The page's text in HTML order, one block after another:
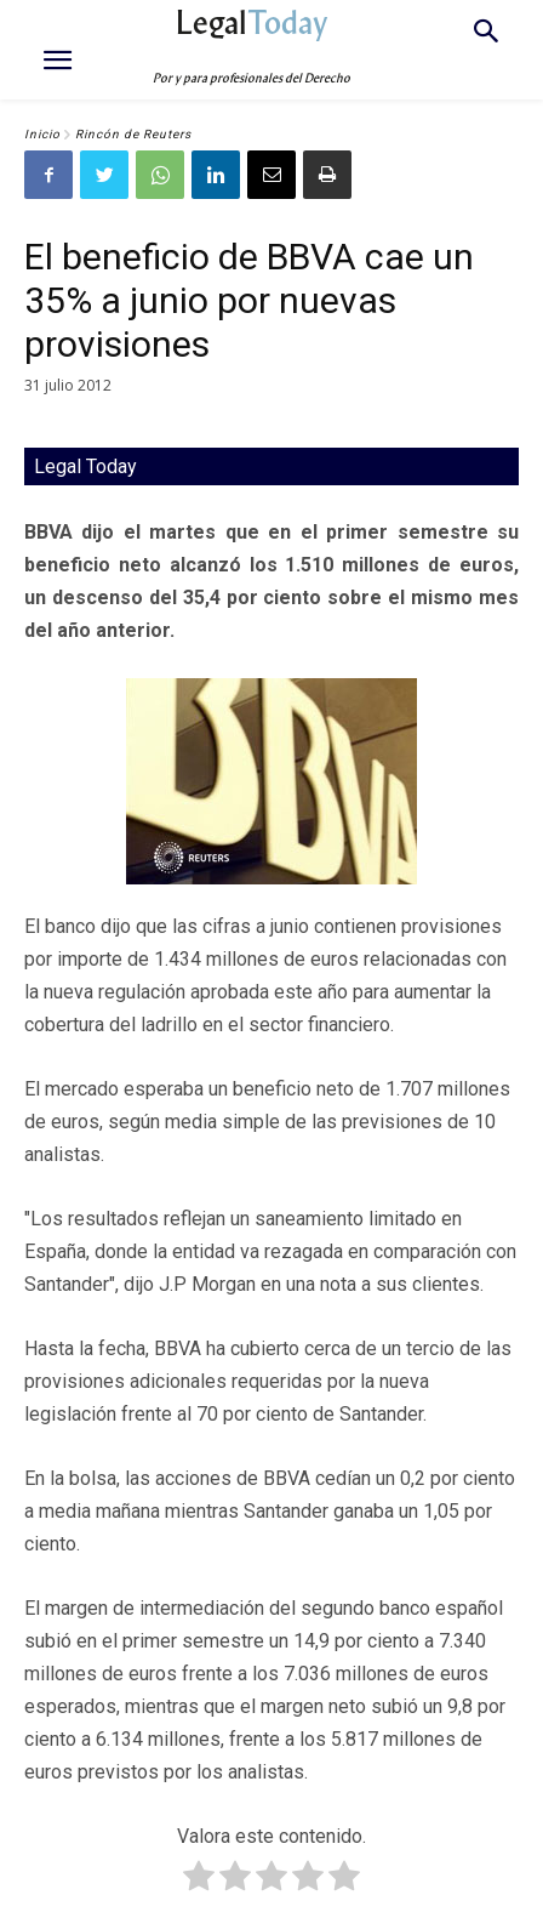
LegalToday
Por y para profesionales del Derecho
Inicio Rincón de Reuters
El beneficio de BBVA cae un
35% a junio por nuevas
provisiones
31 julio 2012
Legal Today
BBVA dijo el martes que en el primer semestre su
beneficio neto alcanzó los 1.510 millones de euros,
un descenso del 35,4 por ciento sobre el mismo mes
del año anterior.
El banco dijo que las cifras a junio contienen provisiones
por importe de 1.434 millones de euros relacionadas con
la nueva regulación aprobada este año para aumentar la
cobertura del ladrillo en el sector financiero.
El mercado esperaba un beneficio neto de 1.707 millones
de euros, según media simple de las previsiones de 10
analistas.
"Los resultados reflejan un saneamiento limitado en
España, donde la entidad va rezagada en comparación con
Santander", dijo J.P Morgan en una nota a sus clientes.
Hasta la fecha, BBVA ha cubierto cerca de un tercio de las
provisiones adicionales requeridas por la nueva
legislación frente al 70 por ciento de Santander.
En la bolsa, las acciones de BBVA cedían un 0,2 por ciento
a media mañana mientras Santander ganaba un 1,05 por
ciento.
El margen de intermediación del segundo banco español
subió en el primer semestre un 14,9 por ciento a 7.340
millones de euros frente a los 7.036 millones de euros
esperados, mientras que el margen neto subió un 9,8 por
ciento a 6.134 millones, frente a los 5.817 millones de
euros previstos por los analistas.
Valora este contenido.